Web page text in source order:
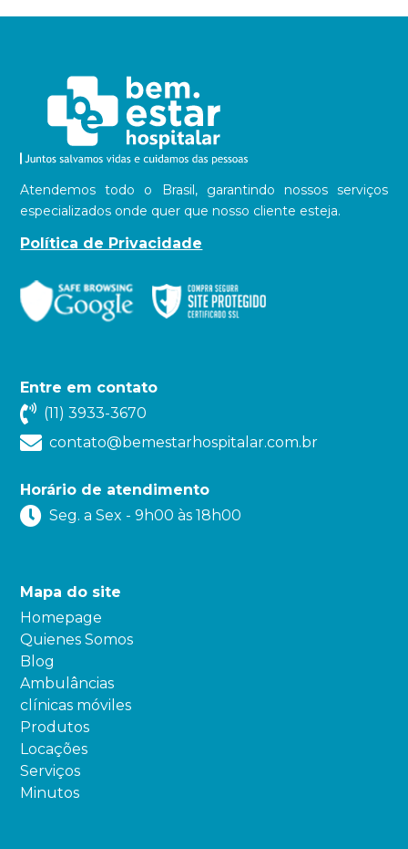
Atendemos todo o Brasil, garantindo nossos serviços
especializados onde quer que nosso cliente esteja.
Política de Privacidade
Entre em contato
(11) 3933-3670
contato@bemestarhospitalar.com.br
Horário de atendimento
Seg. a Sex - 9h00 às 18h00
Mapa do site
Homepage
Quienes Somos
Blog
Ambulâncias
clínicas móviles
Produtos
Locações
Serviços
Minutos